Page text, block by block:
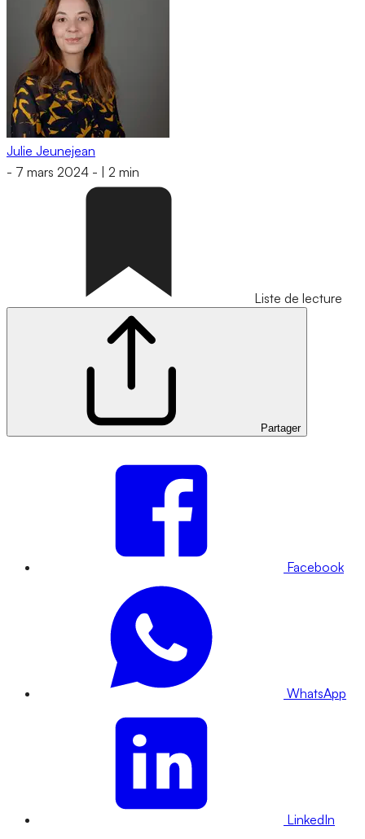
Julie Jeunejean
- 7 mars 2024 - 2 min
Liste de lecture
Partager
Facebook
WhatsApp
LinkedIn